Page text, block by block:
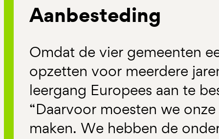
Aanbesteding
Omdat de vier gemeenten
opzetten voor meerdere
leergang Europees aan te
“Daarvoor moesten we
maken. We hebben de